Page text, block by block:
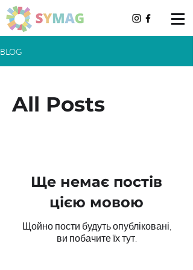
BLOG
All Posts
Ще немає постів
цією мовою
Щойно пости будуть опубліковані,
ви побачите їх тут.